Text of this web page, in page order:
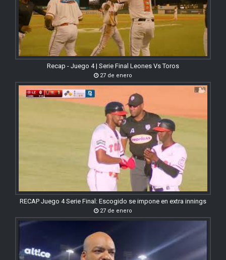
Recap - Juego 4 | Serie Final Leones Vs Toros
27 de enero
RECAP Juego 4 Serie Final: Escogido se impone en extra innings
27 de enero